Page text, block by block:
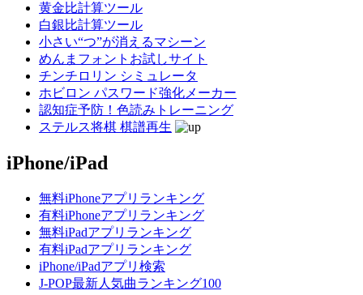
黄金比計算ツール
白銀比計算ツール
小さい“つ”が消えるマシーン
めんまフォントお試しサイト
チンチロリン シミュレータ
ホビロン パスワード強化メーカー
認知症予防！色読みトレーニング
ステルス将棋 棋譜再生
iPhone/iPad
無料iPhoneアプリランキング
有料iPhoneアプリランキング
無料iPadアプリランキング
有料iPadアプリランキング
iPhone/iPadアプリ検索
J-POP最新人気曲ランキング100